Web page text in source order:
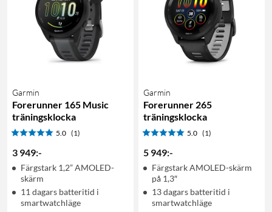
Garmin
Forerunner 165 Music
träningsklocka
5.0 (1)
3 949:-
Färgstark 1,2” AMOLED-
skärm
11 dagars batteritid i
smartwatchläge
Garmin
Forerunner 265
träningsklocka
5.0 (1)
5 949:-
Färgstark AMOLED-skärm
på 1,3″
13 dagars batteritid i
smartwatchläge